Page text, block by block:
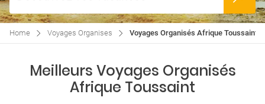
Home Voyages Organises Voyages Organisés Afrique Toussaint
Meilleurs Voyages Organisés
Afrique Toussaint